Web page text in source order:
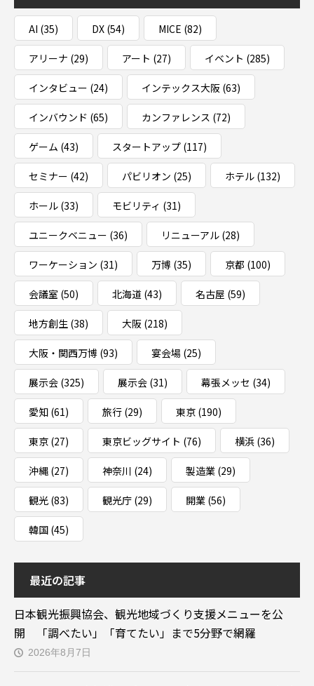
AI (35) DX (54) MICE (82)
アリーナ (29) アート (27) イベント (285)
インタビュー (24) インテックス大阪 (63)
インバウンド (65) カンファレンス (72)
ゲーム (43) スタートアップ (117)
セミナー (42) パビリオン (25) ホテル (132)
ホール (33) モビリティ (31)
ユニークベニュー (36) リニューアル (28)
ワーケーション (31) 万博 (35) 京都 (100)
会議室 (50) 北海道 (43) 名古屋 (59)
地方創生 (38) 大阪 (218)
大阪・関西万博 (93) 宴会場 (25)
展示会 (325) 展示会 (31) 幕張メッセ (34)
愛知 (61) 旅行 (29) 東京 (190)
東京 (27) 東京ビッグサイト (76) 横浜 (36)
沖縄 (27) 神奈川 (24) 製造業 (29)
観光 (83) 観光庁 (29) 開業 (56)
韓国 (45)
最近の記事
日本観光振興協会、観光地域づくり支援メニューを公
開 「調べたい」「育てたい」まで5分野で網羅
2026年8月7日